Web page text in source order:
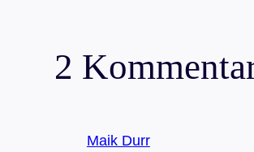
2
Maik Durr